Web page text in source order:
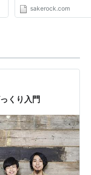
）
2004年4月）
sakerock.com
くり入門